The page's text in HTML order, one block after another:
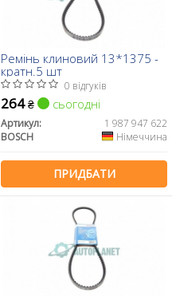
Ремінь клиновий 13*1375 -
кратн.5 шт
0 відгуків
264₴ сьогодні
Артикул:
1 987 947 622
BOSCH
Німеччина
ПРИДБАТИ